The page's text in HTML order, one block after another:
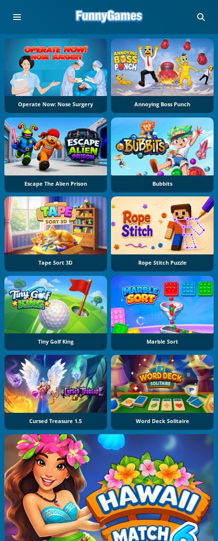
Operate Now: Nose Surgery Annoying Boss Punch
Escape The Alien Prison Bubbits
Tape Sort 3D Rope Stitch Puzzle
Tiny Golf King Marble Sort
Cursed Treasure 1.5 Word Deck Solitaire